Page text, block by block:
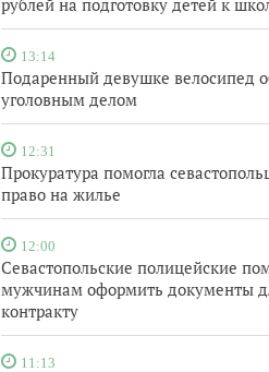
рублей на подготовку детей к
13:14
Подаренный девушке велосипед
уголовным делом
12:31
Прокуратура помогла
право на жилье
12:00
Севастопольские полицейские
мужчинам оформить документы
контракту
11:13